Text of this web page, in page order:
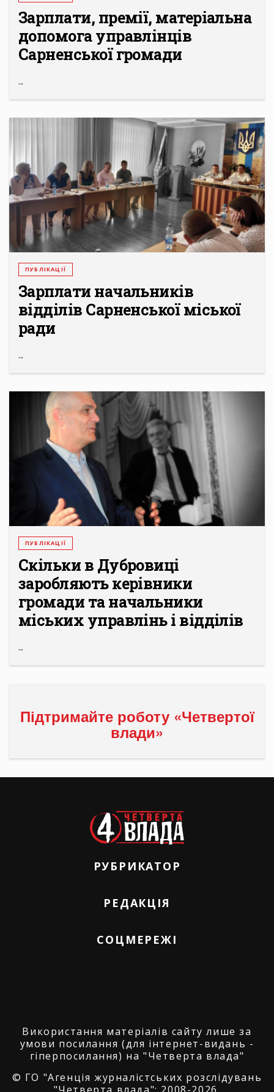
Зарплати, премії, матеріальна
допомога управлінців
Сарненської громади
...
ПУБЛІКАЦІЇ
Зарплати начальників
відділів Сарненської міської
ради
...
ПУБЛІКАЦІЇ
Скільки в Дубровиці
заробляють керівники
громади та начальники
міських управлінь і відділів
...
Підтримайте роботу «Четвертої
влади»
РУБРИКАТОР
РЕДАКЦІЯ
СОЦМЕРЕЖІ
Використання матеріалів сайту лише за
умови посилання (для інтернет-видань -
гіперпосилання) на "Четверта влада"
© ГО "Агенція журналістських розслідувань